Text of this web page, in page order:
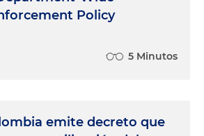
Policy
5 Minutos
emite decreto que